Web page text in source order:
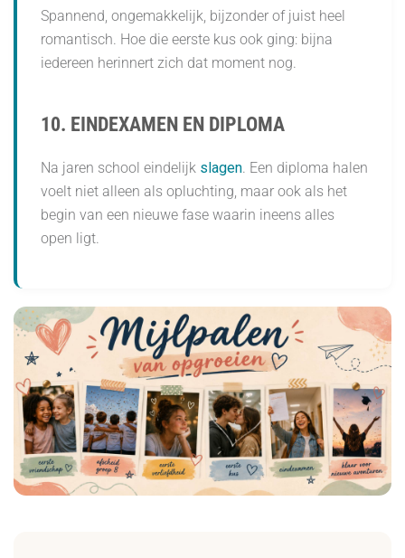
Spannend, ongemakkelijk, bijzonder of juist heel
romantisch. Hoe die eerste kus ook ging: bijna
iedereen herinnert zich dat moment nog.
10. EINDEXAMEN EN DIPLOMA
Na jaren school eindelijk slagen. Een diploma halen
voelt niet alleen als opluchting, maar ook als het
begin van een nieuwe fase waarin ineens alles
open ligt.